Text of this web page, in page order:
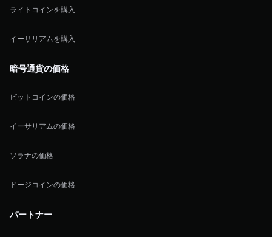
ライトコインを購入
イーサリアムを購入
暗号通貨の価格
ビットコインの価格
イーサリアムの価格
ソラナの価格
ドージコインの価格
パートナー